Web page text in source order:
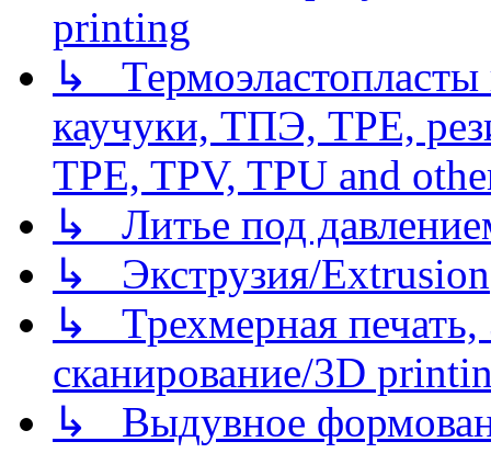
printing
↳
каучуки, ТПЭ, TPE,
TPE, TPV, TPU and
↳ Литье под
↳ Экструзия/Extrusion
↳ Трехмерная
сканирование/3D
↳ Выдувное